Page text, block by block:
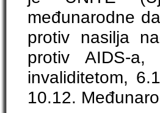
međunarodne
protiv nasilja
protiv AIDS-
invaliditetom,
10.12.